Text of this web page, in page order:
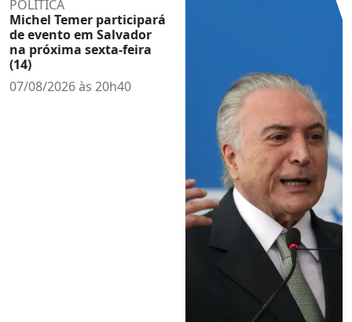
POLÍTICA
Michel Temer participará
de evento em Salvador
na próxima sexta-feira
(14)
07/08/2026 às 20h40